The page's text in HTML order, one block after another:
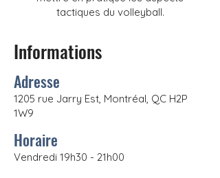
tactiques du volleyball.
Informations
Adresse
1205 rue Jarry Est, Montréal, QC H2P
1W9
Horaire
Vendredi 19h30 - 21h00